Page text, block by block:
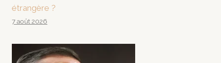
étrangère ?
7 août 2026